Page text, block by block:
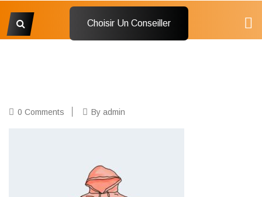
Choisir Un Conseiller
0 Comments By admin